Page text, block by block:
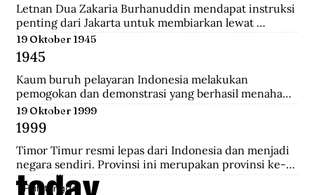
Pilih tanggal
penumpang.
Letnan Dua Zakaria Burhanuddin mendapat instruksi
penting dari Jakarta untuk membiarkan lewat
serangkaian kereta api memuat 90 Kaigun (Angkatan
Laut Jepang) yang akan melintasi Stasiun Bekasi.
Namun saat tiba, rakyat dan pejuang Bekasi langsung
melakukan pengepungan hingga terjadi penembakan
yang akhirnya saling serbu.
19 Oktober 1945
1945
Kaum buruh pelayaran Indonesia melakukan
pemogokan dan demonstrasi yang berhasil menahan
sebelas kapal Belanda di Pelabuhan New York yang
akan mengangkut perlengkapan perang yang
diperoleh dari Pemerintah AS.
19 Oktober 1999
1999
Timor Timur resmi lepas dari Indonesia dan menjadi
negara sendiri. Provinsi ini merupakan provinsi ke-27
Indonesia selama 24 tahun.